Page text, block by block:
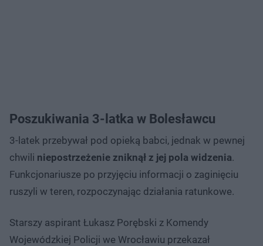
Poszukiwania 3-latka w Bolesławcu
3-latek przebywał pod opieką babci, jednak w pewnej
chwili niepostrzeżenie zniknął z jej pola widzenia.
Funkcjonariusze po przyjęciu informacji o zaginięciu
ruszyli w teren, rozpoczynając działania ratunkowe.
Starszy aspirant Łukasz Porębski z Komendy
Wojewódzkiej Policji we Wrocławiu przekazał